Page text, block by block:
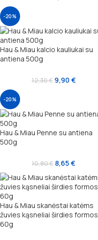
-20%
Hau & Miau kalcio kauliukai su
antiena 500g
12,30€ 9,90 €
-20%
Hau & Miau Penne su antiena
500g
10,80€ 8,65€
Hau & Miau skanėstai katėms
žuvies kąsneliai širdies formos
60g